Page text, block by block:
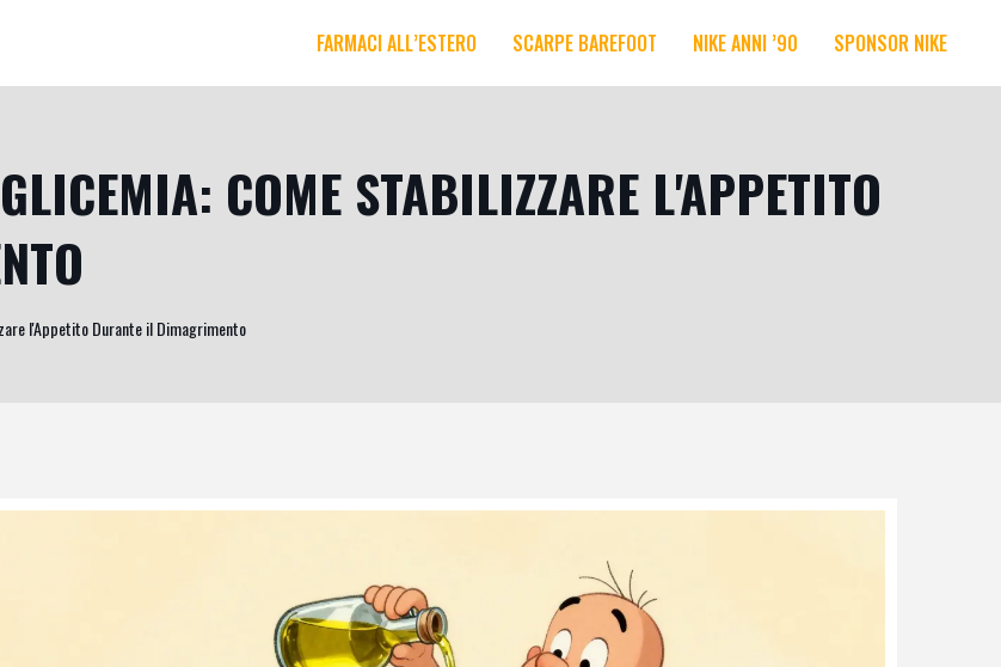
FARMACI ALL’ESTERO SCARPE BAREFOOT NIKE ANNI ’90 SPONSOR NIKE
COME STABILIZZARE L'APPETITO
l'Appetito Durante il Dimagrimento